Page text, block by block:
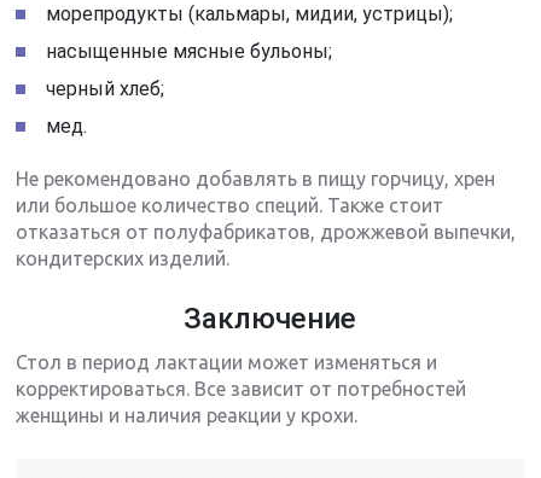
морепродукты (кальмары, мидии, устрицы);
насыщенные мясные бульоны;
черный хлеб;
мед.
Не рекомендовано добавлять в пищу горчицу, хрен
или большое количество специй. Также стоит
отказаться от полуфабрикатов, дрожжевой выпечки,
кондитерских изделий.
Заключение
Стол в период лактации может изменяться и
корректироваться. Все зависит от потребностей
женщины и наличия реакции у крохи.